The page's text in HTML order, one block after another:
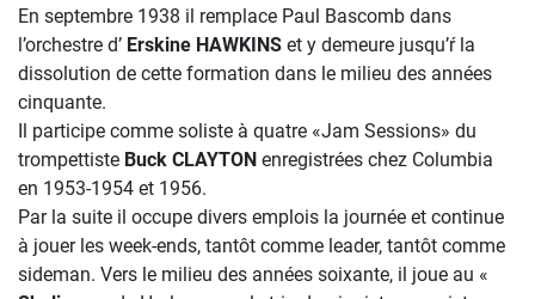
En septembre 1938 il remplace Paul Bascomb dans
l’orchestre d’ Erskine HAWKINS et y demeure jusqu’ŕ la
dissolution de cette formation dans le milieu des années
cinquante.
Il participe comme soliste à quatre «Jam Sessions» du
trompettiste Buck CLAYTON enregistrées chez Columbia
en 1953-1954 et 1956.
Par la suite il occupe divers emplois la journée et continue
à jouer les week-ends, tantôt comme leader, tantôt comme
sideman. Vers le milieu des années soixante, il joue au «